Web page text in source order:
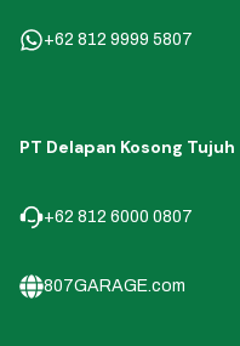
+62 812 9999 5807
PT Delapan Kosong Tujuh
+62 812 6000 0807
807GARAGE.com